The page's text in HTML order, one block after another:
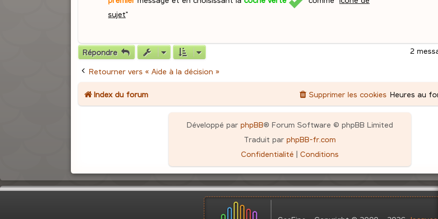
sujet"
Répondre 2
Retourner vers « Aide à la décision »
Index du forum Heures au
Supprimer les cookies
Développé par phpBB® Forum Software © phpBB Limited
Traduit par phpBB-fr.com
Confidentialité | Conditions